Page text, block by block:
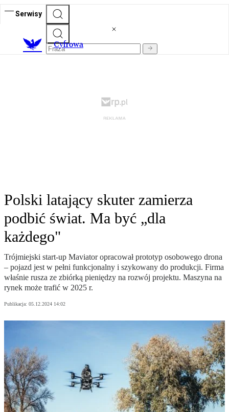
Serwisy
Cyfrowa
Polski latający skuter zamierza
podbić świat. Ma być „dla
każdego"
Trójmiejski start-up Maviator opracował prototyp osobowego drona
– pojazd jest w pełni funkcjonalny i szykowany do produkcji. Firma
właśnie rusza ze zbiórką pieniędzy na rozwój projektu. Maszyna na
rynek może trafić w 2025 r.
Publikacja: 05.12.2024 14:02